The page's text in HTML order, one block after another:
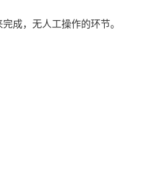
成，无人工操作的环节。